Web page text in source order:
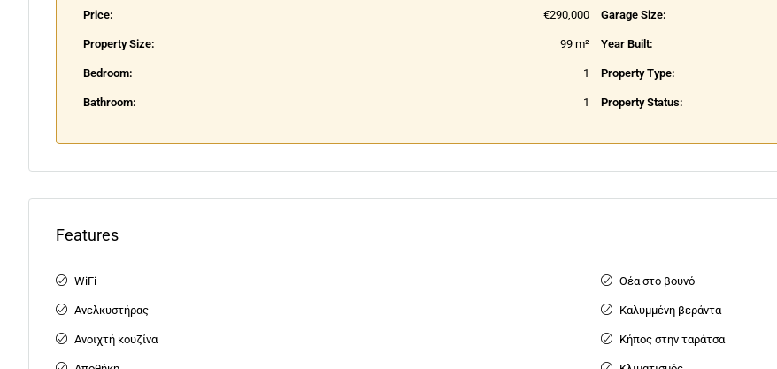
Price: €290,000
Property Size: 99 m²
Bedroom: 1
Bathroom: 1
Garage Size:
Year Built:
Property Type:
Property Status:
Features
WiFi
Ανελκυστήρας
Ανοιχτή κουζίνα
Θέα στο βουνό
Καλυμμένη βεράντα
Κήπος στην ταράτσα